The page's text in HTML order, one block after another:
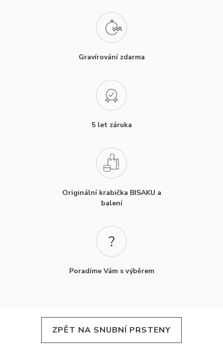
Gravírování zdarma
5 let záruka
Originální krabička BISAKU a
balení
Poradíme Vám s výběrem
ZPĚT NA SNUBNÍ PRSTENY